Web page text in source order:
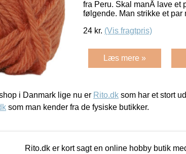
fra Peru. Skal manÂ lave et
følgende. Man strikke et par
24 kr. (Vis fragtpris)
Læs mere »
i Danmark lige nu er Rito.dk som har et stort
som man kender fra de fysiske butikker.
Rito.dk er kort sagt en online hobby butik